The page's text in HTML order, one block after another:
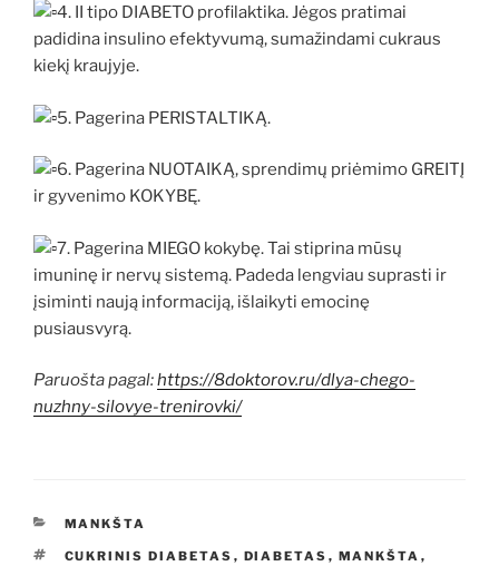
4. II tipo DIABETO profilaktika. Jėgos pratimai
padidina insulino efektyvumą, sumažindami cukraus
kiekį kraujyje.
5. Pagerina PERISTALTIKĄ.
6. Pagerina NUOTAIKĄ, sprendimų priėmimo GREITĮ
ir gyvenimo KOKYBĘ.
7. Pagerina MIEGO kokybę. Tai stiprina mūsų
imuninę ir nervų sistemą. Padeda lengviau suprasti ir
įsiminti naują informaciją, išlaikyti emocinę
pusiausvyrą.
Paruošta pagal:https://8doktorov.ru/dlya-chego-
nuzhny-silovye-trenirovki/
KATEGORIJOS
MANKŠTA
ŽYMOS
CUKRINIS DIABETAS , DIABETAS , MANKŠTA ,